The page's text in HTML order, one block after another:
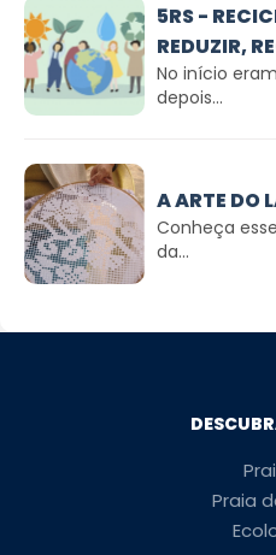
5RS -
REDUZIR,
No início
depois...
A ARTE DO
Conheça
da...
Praia